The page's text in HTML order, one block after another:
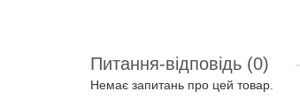
Питання-відповідь (0)
Немає запитань про цей товар.